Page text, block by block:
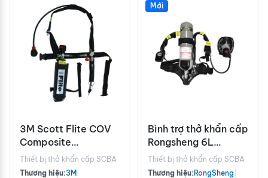
3M Scott Flite COV
Composite
Emergency Escape
Cylinder
Thiết bị thở khẩn cấp SCBA
Thương hiệu:3M
Mới
Bình trợ thở khẩn cấp
Rongsheng 6L
RHZK6-S
Thiết bị thở khẩn cấp SCBA
Thương hiệu:RongSheng